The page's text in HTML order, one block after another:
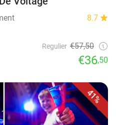
8.7
Regulier €57,50
€36,50
41%